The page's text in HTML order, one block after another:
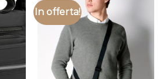
In offerta!